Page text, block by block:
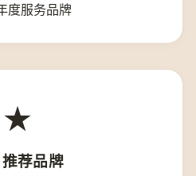
度服务品牌
★
荐品牌